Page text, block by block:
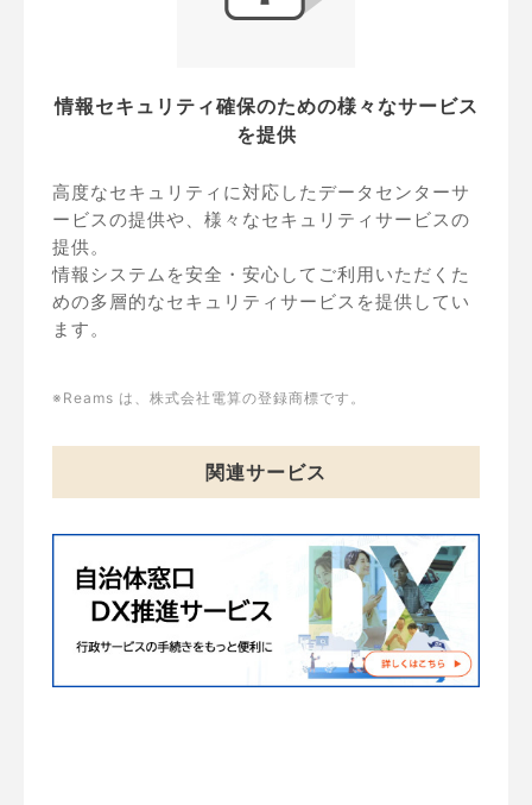
情報セキュリティ確保のための様々なサービス
を提供
高度なセキュリティに対応したデータセンターサ
ービスの提供や、様々なセキュリティサービスの
提供。
情報システムを安全・安心してご利用いただくた
めの多層的なセキュリティサービスを提供してい
ます。
※Reams は、株式会社電算の登録商標です。
関連サービス